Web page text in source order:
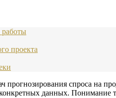
работы
проекта
прогнозирования спроса
данных.